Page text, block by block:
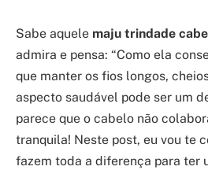
Sabe aquele maju trindade
admira e pensa: “Como ela
que manter os fios longos,
aspecto saudável pode ser um
parece que o cabelo não
tranquila! Neste post, eu vou te
fazem toda a diferença para ter